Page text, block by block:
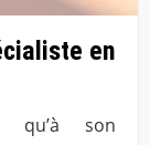
en
qu’à son